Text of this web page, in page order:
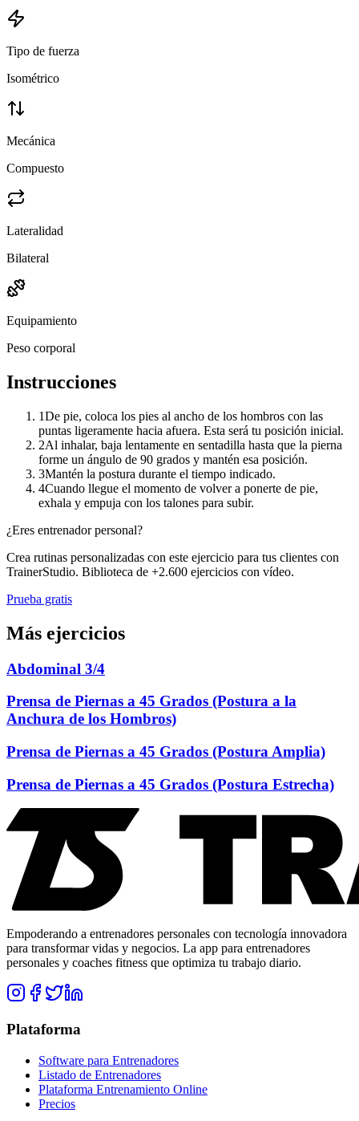
Tipo de fuerza
Isométrico
Mecánica
Compuesto
Lateralidad
Bilateral
Equipamiento
Peso corporal
Instrucciones
1De pie, coloca los pies al ancho de los hombros con las
puntas ligeramente hacia afuera. Esta será tu posición inicial.
2Al inhalar, baja lentamente en sentadilla hasta que la pierna
forme un ángulo de 90 grados y mantén esa posición.
3Mantén la postura durante el tiempo indicado.
4Cuando llegue el momento de volver a ponerte de pie,
exhala y empuja con los talones para subir.
¿Eres entrenador personal?
Crea rutinas personalizadas con este ejercicio para tus clientes con
TrainerStudio. Biblioteca de +2.600 ejercicios con vídeo.
Prueba gratis
Más ejercicios
Abdominal 3/4
Prensa de Piernas a 45 Grados (Postura a la
Anchura de los Hombros)
Prensa de Piernas a 45 Grados (Postura Amplia)
Prensa de Piernas a 45 Grados (Postura Estrecha)
Empoderando a entrenadores personales con tecnología innovadora
para transformar vidas y negocios. La app para entrenadores
personales y coaches fitness que optimiza tu trabajo diario.
Plataforma
Software para Entrenadores
Listado de Entrenadores
Plataforma Entrenamiento Online
Precios